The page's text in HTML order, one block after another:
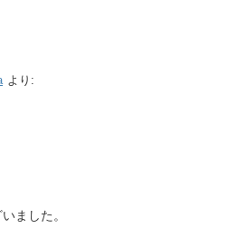
より:
ました。